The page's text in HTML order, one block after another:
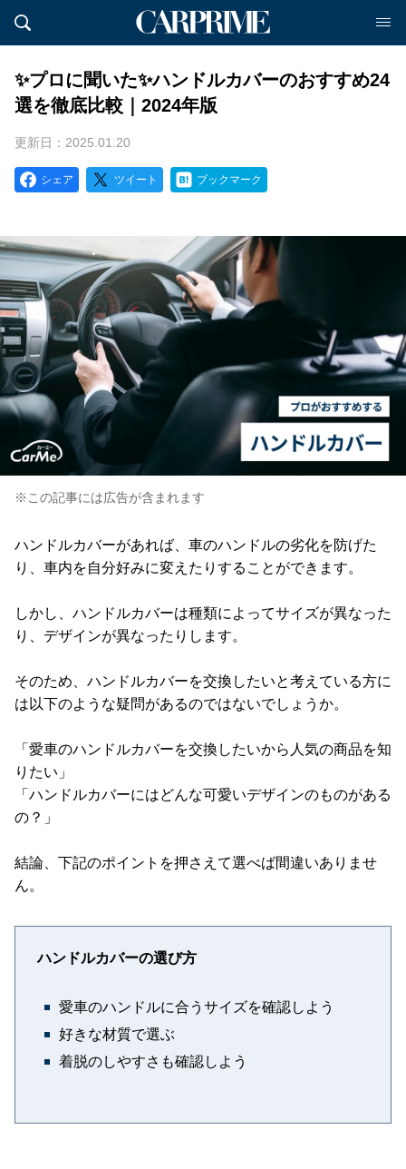
✨プロに聞いた✨ハンドルカバーのおすすめ24
選を徹底比較｜2024年版
更新日：2025.01.20
シェア ツイート ブックマーク
※この記事には広告が含まれます
ハンドルカバーがあれば、車のハンドルの劣化を防げた
り、車内を自分好みに変えたりすることができます。
しかし、ハンドルカバーは種類によってサイズが異なった
り、デザインが異なったりします。
そのため、ハンドルカバーを交換したいと考えている方に
は以下のような疑問があるのではないでしょうか。
「愛車のハンドルカバーを交換したいから人気の商品を知
りたい」
「ハンドルカバーにはどんな可愛いデザインのものがある
の？」
結論、下記のポイントを押さえて選べば間違いありませ
ん。
ハンドルカバーの選び方
愛車のハンドルに合うサイズを確認しよう
好きな材質で選ぶ
着脱のしやすさも確認しよう